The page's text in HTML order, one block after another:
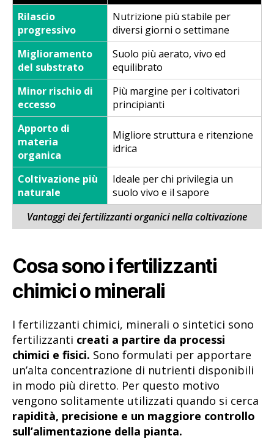
Vantaggi dei fertilizzanti organici nella coltivazione
Rilascio
progressivo
Nutrizione più stabile per
diversi giorni o settimane
Miglioramento
del substrato
Suolo più aerato, vivo ed
equilibrato
Minor rischio di
eccesso
Più margine per i coltivatori
principianti
Apporto di
materia
organica
Migliore struttura e ritenzione
idrica
Coltivazione più
naturale
Ideale per chi privilegia un
suolo vivo e il sapore
Cosa sono i fertilizzanti
chimici o minerali
I fertilizzanti chimici, minerali o sintetici sono
fertilizzanti creati a partire da processi
chimici e fisici. Sono formulati per apportare
un’alta concentrazione di nutrienti disponibili
in modo più diretto. Per questo motivo
vengono solitamente utilizzati quando si cerca
rapidità, precisione e un maggiore controllo
sull’alimentazione della pianta.